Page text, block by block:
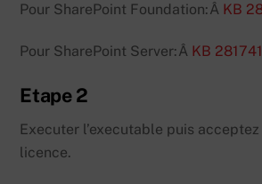
Pour SharePoint Foundation:Â KB
Pour SharePoint Server:Â KB
Etape 2
Executer l’executable puis acceptez
licence.